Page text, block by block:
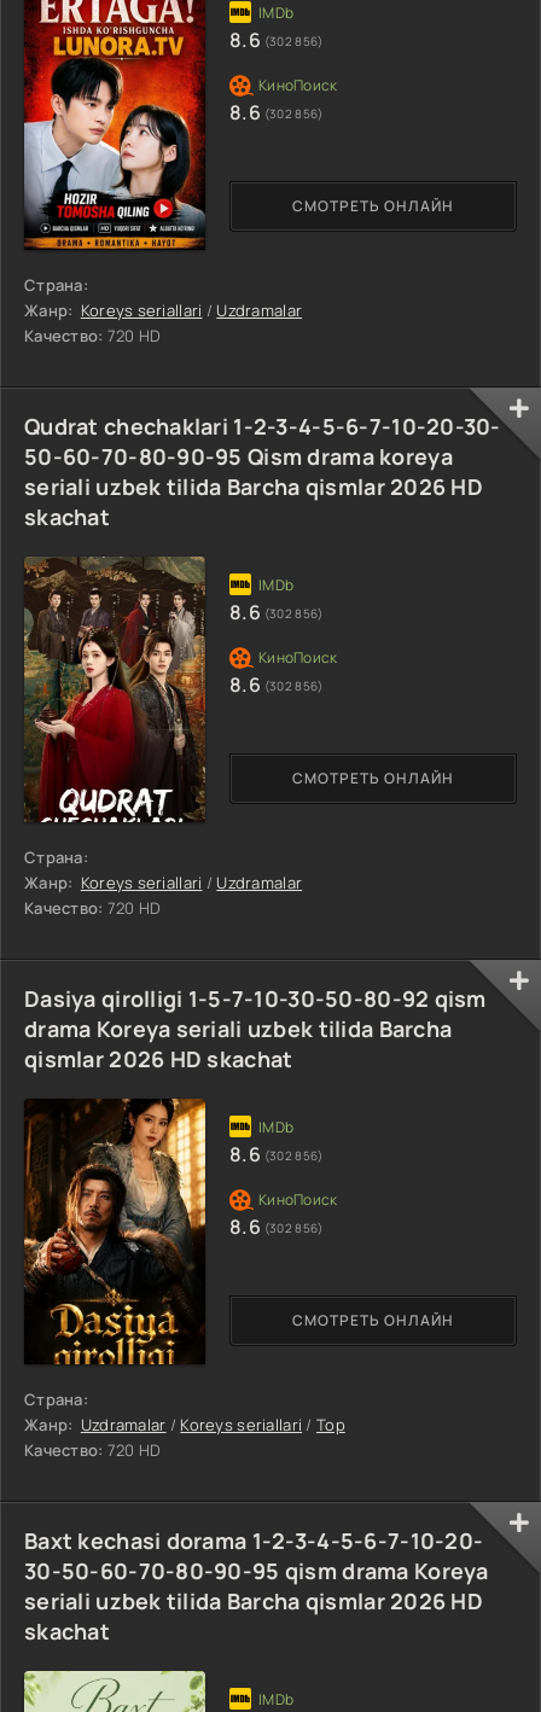
Страна:
Жанр: Koreys seriallari / Uzdramalar
Качество: 720 HD
СМОТРЕТЬ ОНЛАЙН
8.6 (302 856)
8.6 (302 856)
Qudrat chechaklari 1-2-3-4-5-6-7-10-20-30-
50-60-70-80-90-95 Qism drama koreya
seriali uzbek tilida Barcha qismlar 2026 HD
skachat
Страна:
Жанр: Koreys seriallari / Uzdramalar
Качество: 720 HD
СМОТРЕТЬ ОНЛАЙН
8.6 (302 856)
8.6 (302 856)
Dasiya qirolligi 1-5-7-10-30-50-80-92 qism
drama Koreya seriali uzbek tilida Barcha
qismlar 2026 HD skachat
Страна:
Жанр: Uzdramalar / Koreys seriallari / Top
Качество: 720 HD
СМОТРЕТЬ ОНЛАЙН
8.6 (302 856)
8.6 (302 856)
Baxt kechasi dorama 1-2-3-4-5-6-7-10-20-
30-50-60-70-80-90-95 qism drama Koreya
seriali uzbek tilida Barcha qismlar 2026 HD
skachat